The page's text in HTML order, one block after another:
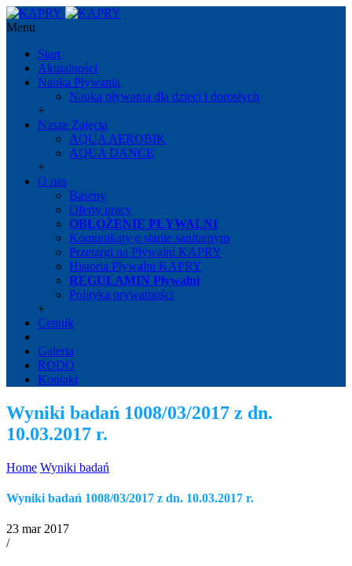
Menu
Start
Aktualności
Nauka Pływania
Nauka pływania dla dzieci i dorosłych
+
Nasze Zajęcia
AQUA AEROBIK
AQUA DANCE
+
O nas
Baseny
Oferty pracy
OBŁOŻENIE PŁYWALNI
Komunikaty o stanie sanitarnym
Przetargi na Pływalni KAPRY
Historia Pływalni KAPRY
REGULAMIN Pływalni
Polityka prywatności
+
Cennik
Galeria
RODO
Kontakt
Wyniki badań 1008/03/2017 z dn.
10.03.2017 r.
Home Wyniki badań
Wyniki badań 1008/03/2017 z dn. 10.03.2017 r.
23 mar 2017
/